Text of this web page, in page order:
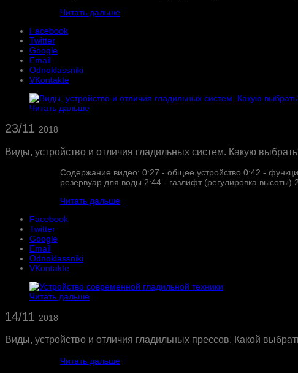
Читать дальше
Facebook
Twitter
Google
Email
Odnoklassniki
VKontakte
Читать дальше
23/11 2018
Виды, устройство и отличия гладильных систем. Какую
Содержание видео: 0:27 - общее устройство 0:42 -
резервуар для воды 2:44 - газлифт (регулировка
Читать дальше
Facebook
Twitter
Google
Email
Odnoklassniki
VKontakte
Читать дальше
14/11 2018
Виды, устройство и отличия гладильных прессов. Какой
Читать дальше